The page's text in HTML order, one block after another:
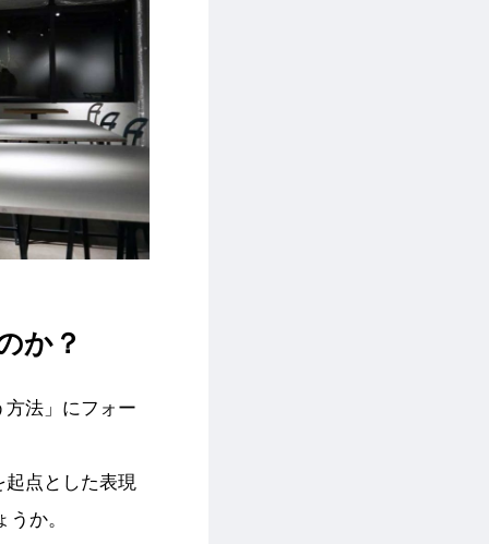
か？
法」にフォー
点とした表現
か。